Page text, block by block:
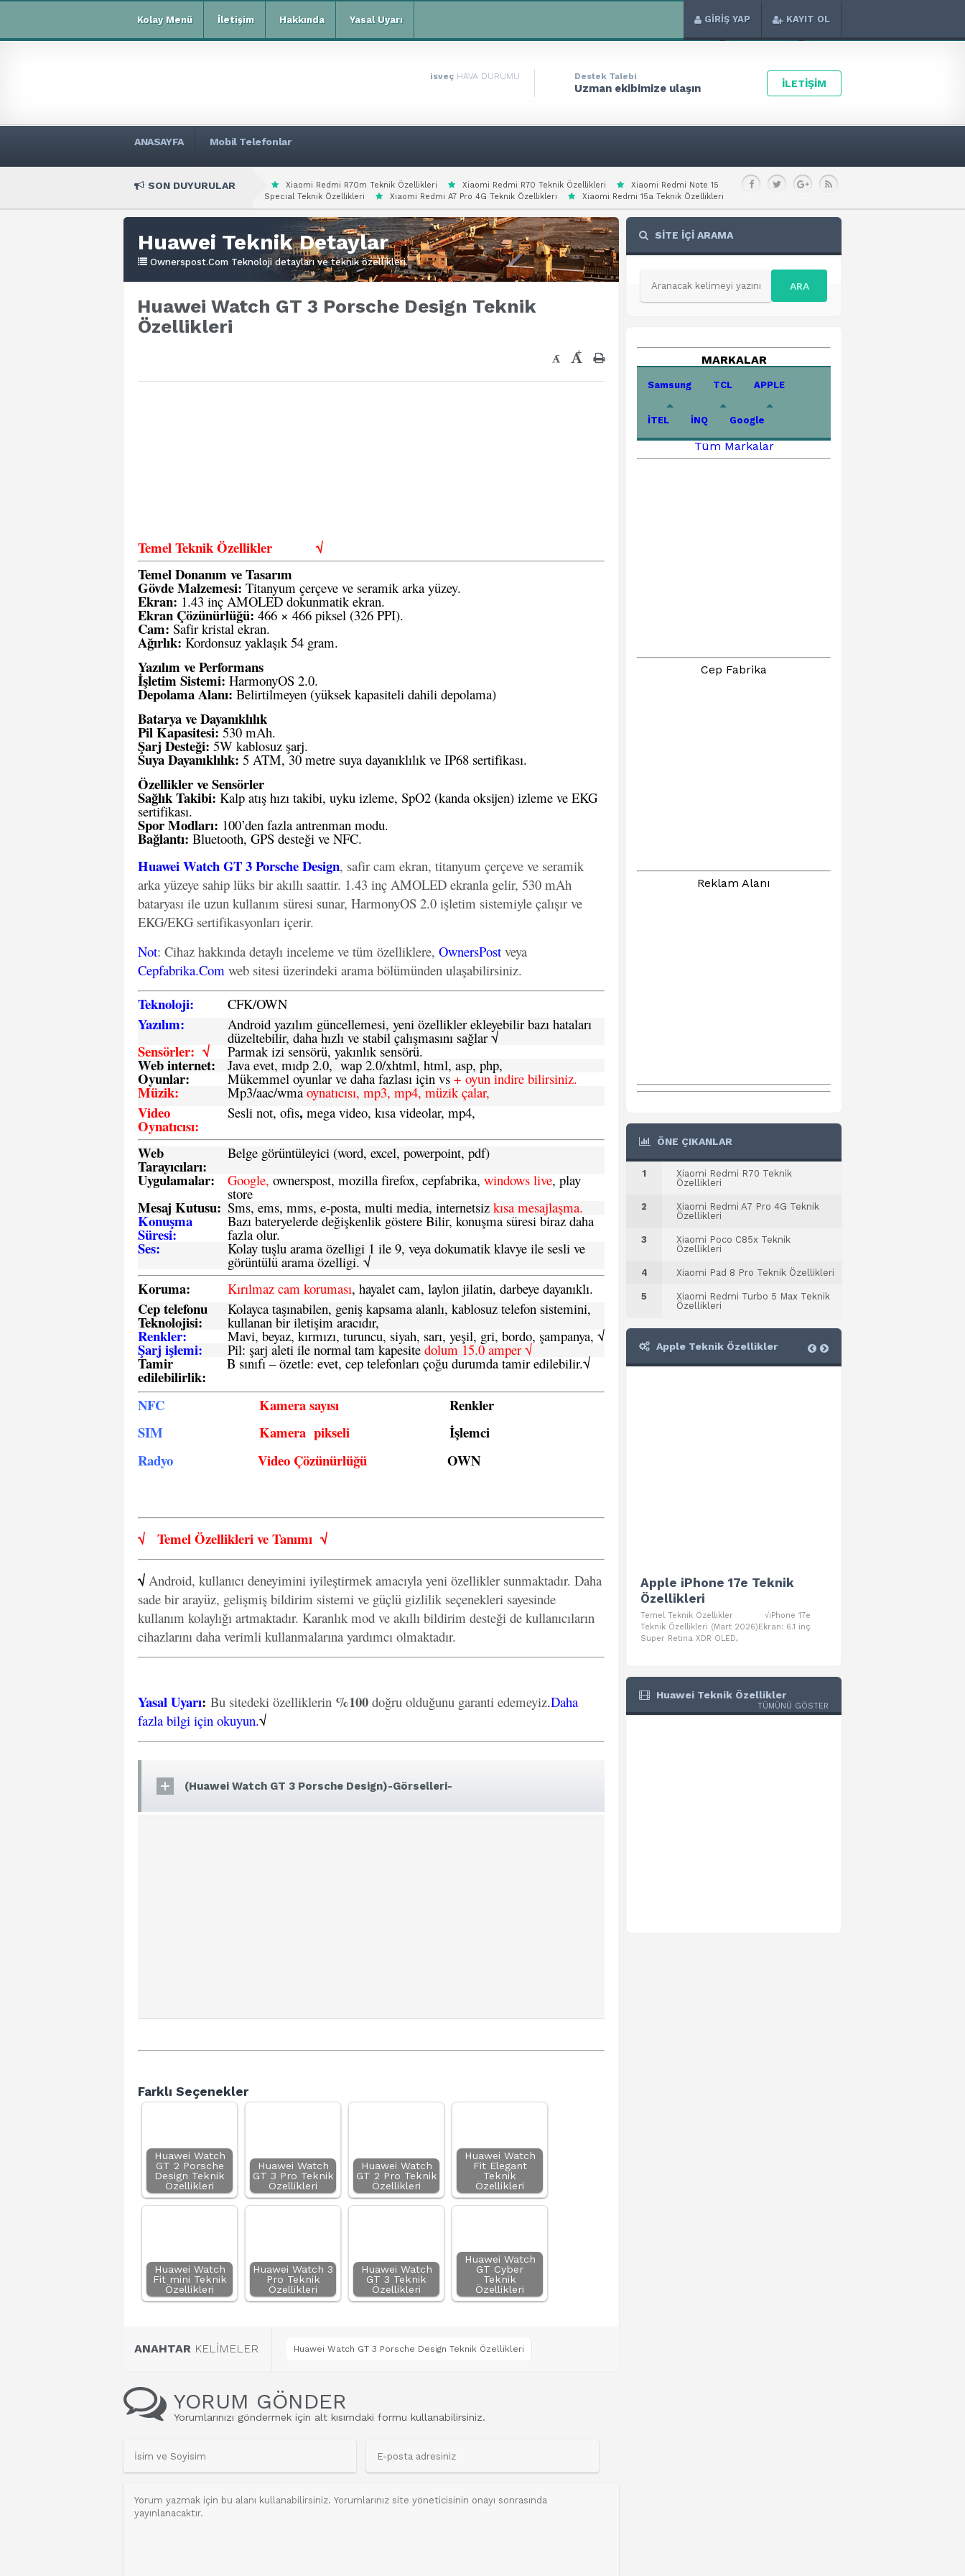
Kolay Menü İletişim Hakkında Yasal Uyarı GİRİŞ YAP KAYIT OL
isveç HAVA DURUMU Destek Talebi
Uzman ekibimize ulaşın İLETİŞİM
ANASAYFA Mobil Telefonlar
SON DUYURULAR Xiaomi Redmi R70m Teknik Özellikleri Xiaomi Redmi R70 Teknik Özellikleri
Xiaomi Redmi Note 15
Special Teknik Özellikleri
Xiaomi Redmi A7 Pro 4G Teknik Özellikleri Xiaomi Redmi 15a Teknik Özellikleri
Huawei Teknik Detaylar
Ownerspost.Com Teknoloji detayları ve teknik özellikleri.
Huawei Watch GT 3 Porsche Design Teknik
Özellikleri
- +
Temel Teknik Özellikler√
Temel Donanım ve Tasarım
Gövde Malzemesi: Titanyum çerçeve ve seramik arka yüzey.
Ekran: 1.43 inç AMOLED dokunmatik ekran.
Ekran Çözünürlüğü: 466 × 466 piksel (326 PPI).
Cam: Safir kristal ekran.
Ağırlık: Kordonsuz yaklaşık 54 gram.
Yazılım ve Performans
İşletim Sistemi: HarmonyOS 2.0.
Depolama Alanı: Belirtilmeyen (yüksek kapasiteli dahili depolama)
Batarya ve Dayanıklılık
Pil Kapasitesi: 530 mAh.
Şarj Desteği: 5W kablosuz şarj.
Suya Dayanıklılık: 5 ATM, 30 metre suya dayanıklılık ve IP68 sertifikası.
Özellikler ve Sensörler
Sağlık Takibi: Kalp atış hızı takibi, uyku izleme, SpO2 (kanda oksijen) izleme ve EKG
sertifikası.
Spor Modları: 100’den fazla antrenman modu.
Bağlantı: Bluetooth, GPS desteği ve NFC.
Huawei Watch GT 3 Porsche Design, safir cam ekran, titanyum çerçeve ve seramik
arka yüzeye sahip lüks bir akıllı saattir. 1.43 inç AMOLED ekranla gelir, 530 mAh
bataryası ile uzun kullanım süresi sunar, HarmonyOS 2.0 işletim sistemiyle çalışır ve
EKG/EKG sertifikasyonları içerir.
Not: Cihaz hakkında detaylı inceleme ve tüm özelliklere, OwnersPost veya
Cepfabrika.Com web sitesi üzerindeki arama bölümünden ulaşabilirsiniz.
Teknoloji: CFK/OWN
Yazılım: Android yazılım güncellemesi, yeni özellikler ekleyebilir bazı hataları
düzeltebilir, daha hızlı ve stabil çalışmasını sağlar √
Sensörler: √ Parmak izi sensörü, yakınlık sensörü.
Web internet: Java evet, mıdp 2.0, wap 2.0/xhtml, html, asp, php,
Oyunlar: Mükemmel oyunlar ve daha fazlası için vs + oyun indire bilirsiniz.
Müzik: Mp3/aac/wmaoynatıcısı, mp3, mp4, müzik çalar,
Video
Oynatıcısı:
Sesli not, ofis, mega video, kısa videolar, mp4,
Web
Tarayıcıları:
Belge görüntüleyici (word, excel, powerpoint, pdf)
Uygulamalar: Google, ownerspost, mozilla firefox, cepfabrika, windows live, play
store
Mesaj Kutusu: Sms, ems, mms, e-posta, multi media, internetsiz kısa mesajlaşma.
Konuşma
Süresi:
Bazı bateryelerde değişkenlik göstere Bilir, konuşma süresi biraz daha
fazla olur.
Ses: Kolay tuşlu arama özelligi 1 ile 9, veya dokumatik klavye ile sesli ve
görüntülü arama özelligi. √
Koruma: Kırılmaz cam koruması, hayalet cam, laylon jilatin, darbeye dayanıklı.
Cep telefonu
Teknolojisi:
Kolayca taşınabilen, geniş kapsama alanlı, kablosuz telefon sistemini,
kullanan bir iletişim aracıdır,
Renkler: Mavi, beyaz, kırmızı, turuncu, siyah, sarı, yeşil, gri, bordo, şampanya, √
Şarj işlemi: Pil: şarj aleti ile normal tam kapesite dolum 15.0 amper √
Tamir
edilebilirlik:
B sınıfı – özetle: evet, cep telefonları çoğu durumda tamir edilebilir.√
NFC Kamera sayısı
Renkler
SIM
Kamera pikseli
İşlemci
Radyo
Video Çözünürlüğü OWN
√ Temel Özellikleri veTanımı √
√ Android, kullanıcı deneyimini iyileştirmek amacıyla yeni özellikler sunmaktadır. Daha
sade bir arayüz, gelişmiş bildirim sistemi ve güçlü gizlilik seçenekleri sayesinde
kullanım kolaylığı artmaktadır. Karanlık mod ve akıllı bildirim desteği de kullanıcıların
cihazlarını daha verimli kullanmalarına yardımcı olmaktadır.
Yasal Uyarı: Bu sitedeki özelliklerin %100 doğru olduğunu garanti edemeyiz.Daha
fazla bilgi için okuyun.√
(Huawei Watch GT 3 Porsche Design)-Görselleri-
Farklı Seçenekler
Huawei Watch
GT 2 Porsche
Design Teknik
Özellikleri
Huawei Watch
GT 3 Pro Teknik
Özellikleri
Huawei Watch
GT 2 Pro Teknik
Özellikleri
Huawei Watch
Fit Elegant
Teknik
Özellikleri
Huawei Watch
Fit mini Teknik
Özellikleri
Huawei Watch 3
Pro Teknik
Özellikleri
Huawei Watch
GT 3 Teknik
Özellikleri
Huawei Watch
GT Cyber
Teknik
Özellikleri
ANAHTAR KELİMELER Huawei Watch GT 3 Porsche Design Teknik Özellikleri
YORUM GÖNDER
Yorumlarınızı göndermek için alt kısımdaki formu kullanabilirsiniz.
SİTE İÇİ ARAMA
ARA
MARKALAR
Samsung TCL APPLE
İTEL İNQ Google
Tüm Markalar
Cep Fabrika
Reklam Alanı
ÖNE ÇIKANLAR
1
Xiaomi Redmi R70 Teknik
Özellikleri
2
Xiaomi Redmi A7 Pro 4G Teknik
Özellikleri
3
Xiaomi Poco C85x Teknik
Özellikleri
4 Xiaomi Pad 8 Pro Teknik Özellikleri
5
Xiaomi Redmi Turbo 5 Max Teknik
Özellikleri
Apple Teknik Özellikler
Apple iPhone 17e Teknik
Özellikleri
Temel Teknik Özellikler √iPhone 17e
Teknik Özellikleri (Mart 2026)Ekran: 6.1 inç
Super Retina XDR OLED,
Huawei Teknik Özellikler
TÜMÜNÜ GÖSTER